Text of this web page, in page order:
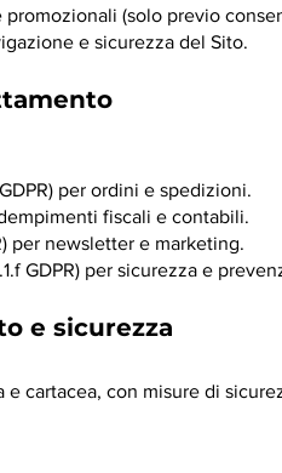
(solo previo
e sicurezza del Sito.
per ordini e spedizioni.
fiscali e contabili.
per newsletter e marketing.
GDPR) per sicurezza e
e sicurezza
cartacea, con misure di